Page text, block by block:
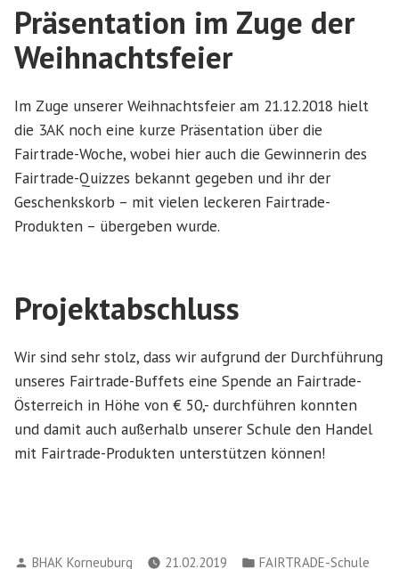
Präsentation im Zuge der
Weihnachtsfeier
Im Zuge unserer Weihnachtsfeier am 21.12.2018 hielt
die 3AK noch eine kurze Präsentation über die
Fairtrade-Woche, wobei hier auch die Gewinnerin des
Fairtrade-Quizzes bekannt gegeben und ihr der
Geschenkskorb – mit vielen leckeren Fairtrade-
Produkten – übergeben wurde.
Projektabschluss
Wir sind sehr stolz, dass wir aufgrund der Durchführung
unseres Fairtrade-Buffets eine Spende an Fairtrade-
Österreich in Höhe von € 50,- durchführen konnten
und damit auch außerhalb unserer Schule den Handel
mit Fairtrade-Produkten unterstützen können!
Verfasst
BHAK Korneuburg 21.02.2019 Veröffentlicht
FAIRTRADE-Schule